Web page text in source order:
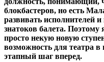
блокбастеров, но есть
развивать исполнителей
знатоков балета.
просто некую новую
возможность для театра в
этапный шаг вперед.